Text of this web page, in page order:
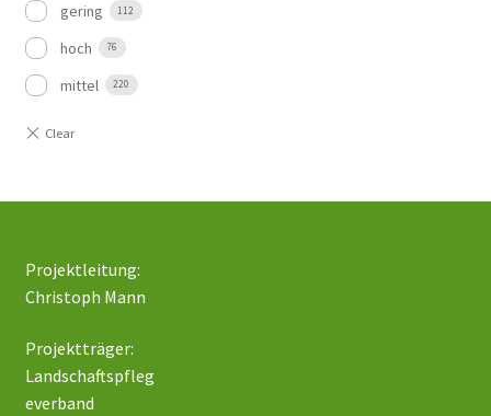
gering 112
hoch 76
mittel 220
Projektleitung:
Christoph Mann
Projektträger:
Landschaftspfleg
everband